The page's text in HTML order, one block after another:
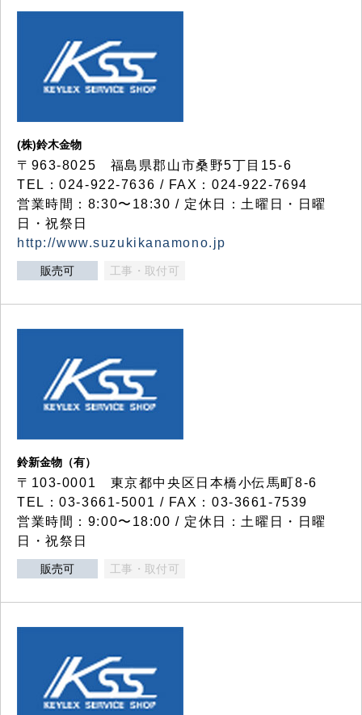
(株)鈴木金物
〒963-8025 福島県郡山市桑野5丁目15-6
TEL：024-922-7636 / FAX：024-922-7694
営業時間：8:30〜18:30 / 定休日：土曜日・日曜
日・祝祭日
http://www.suzukikanamono.jp
販売可 工事・取付可
鈴新金物（有）
〒103-0001 東京都中央区日本橋小伝馬町8-6
TEL：03-3661-5001 / FAX：03-3661-7539
営業時間：9:00〜18:00 / 定休日：土曜日・日曜
日・祝祭日
販売可 工事・取付可